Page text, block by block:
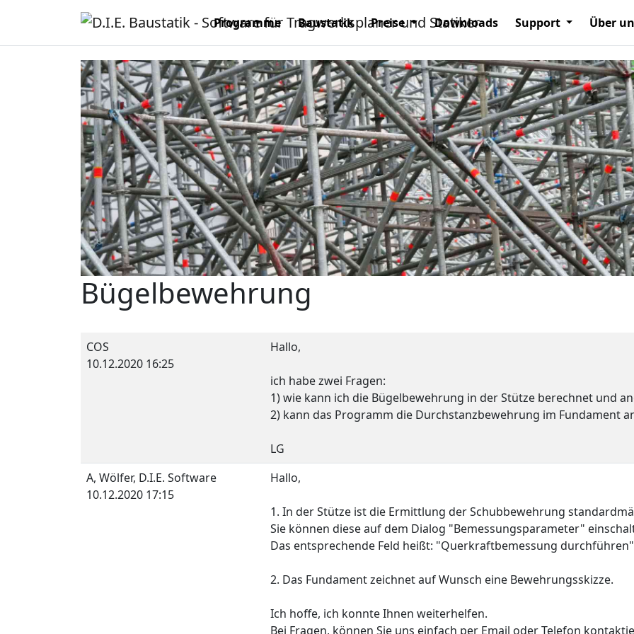
Programme Baustatik Preise Downloads Support Über
Bügelbewehrung
COS
10.12.2020 16:25
Hallo,
ich habe zwei Fragen:
1) wie kann ich die Bügelbewehrung in der Stütze berechnet und
2) kann das Programm die Durchstanzbewehrung im Fundament
LG
A, Wölfer, D.I.E. Software
10.12.2020 17:15
Hallo,
1. In der Stütze ist die Ermittlung der Schubbewehrung
Sie können diese auf dem Dialog "Bemessungsparameter"
Das entsprechende Feld heißt: "Querkraftbemessung
2. Das Fundament zeichnet auf Wunsch eine Bewehrungsskizze.
Ich hoffe, ich konnte Ihnen weiterhelfen.
Bei Fragen, können Sie uns einfach per Email oder Telefon